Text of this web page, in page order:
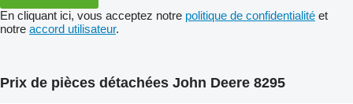
En cliquant ici, vous acceptez notre politique de confidentialité et
notre accord utilisateur.
Prix de pièces détachées John Deere 8295